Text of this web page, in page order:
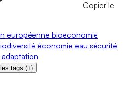
Copier le
européenne bioéconomie
économie eau sécurité
adaptation
tags (+)